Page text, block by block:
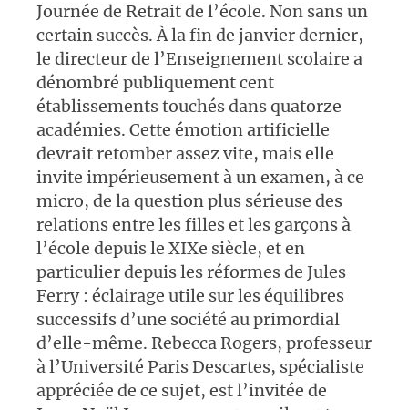
Journée de Retrait de l’école. Non sans un
certain succès. À la fin de janvier dernier,
le directeur de l’Enseignement scolaire a
dénombré publiquement cent
établissements touchés dans quatorze
académies. Cette émotion artificielle
devrait retomber assez vite, mais elle
invite impérieusement à un examen, à ce
micro, de la question plus sérieuse des
relations entre les filles et les garçons à
l’école depuis le XIXe siècle, et en
particulier depuis les réformes de Jules
Ferry : éclairage utile sur les équilibres
successifs d’une société au primordial
d’elle-même. Rebecca Rogers, professeur
à l’Université Paris Descartes, spécialiste
appréciée de ce sujet, est l’invitée de